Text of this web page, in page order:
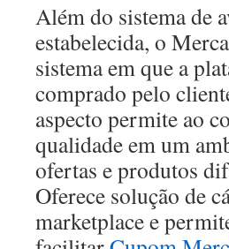
Além do sistema de
estabelecida, o
sistema em que a
comprado pelo
aspecto permite ao
qualidade em um
ofertas e produtos
Oferece solução de
marketplace e